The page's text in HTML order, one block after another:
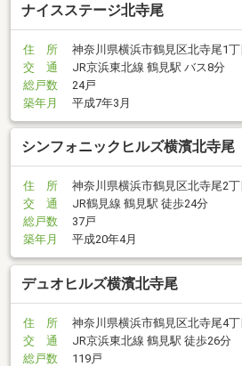
ナイスステージ北寺尾
住 所
神奈川県横浜市鶴見区北寺尾1
交 通
JR京浜東北線 鶴見駅 バス8分
総戸数
24戸
築年月
平成7年3月
シンフォニックヒルズ横濱北寺尾
住 所
神奈川県横浜市鶴見区北寺尾2
交 通
JR鶴見線 鶴見駅 徒歩24分
総戸数
37戸
築年月
平成20年4月
デュオヒルズ横濱北寺尾
住 所
神奈川県横浜市鶴見区北寺尾4
交 通
JR京浜東北線 鶴見駅 徒歩26分
総戸数
119戸